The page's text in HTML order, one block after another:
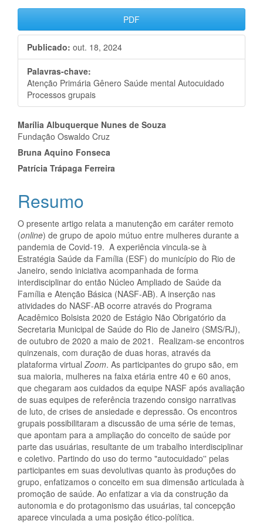
PDF
Publicado: out. 18, 2024
Palavras-chave:
Atenção Primária Gênero Saúde mental Autocuidado
Processos grupais
Conteúdo
do
artigo
principal
Marília Albuquerque Nunes de Souza
Fundação Oswaldo Cruz
Bruna Aquino Fonseca
Patrícia Trápaga Ferreira
Resumo
O presente artigo relata a manutenção em caráter remoto
(online) de grupo de apoio mútuo entre mulheres durante a
pandemia de Covid-19. A experiência vincula-se à
Estratégia Saúde da Família (ESF) do município do Rio de
Janeiro, sendo iniciativa acompanhada de forma
interdisciplinar do então Núcleo Ampliado de Saúde da
Família e Atenção Básica (NASF-AB). A inserção nas
atividades do NASF-AB ocorre através do Programa
Acadêmico Bolsista 2020 de Estágio Não Obrigatório da
Secretaria Municipal de Saúde do Rio de Janeiro (SMS/RJ),
de outubro de 2020 a maio de 2021. Realizam-se encontros
quinzenais, com duração de duas horas, através da
plataforma virtualZoom. As participantes do grupo são, em
sua maioria, mulheres na faixa etária entre 40 e 60 anos,
que chegaram aos cuidados da equipe NASF após avaliação
de suas equipes de referência trazendo consigo narrativas
de luto, de crises de ansiedade e depressão. Os encontros
grupais possibilitaram a discussão de uma série de temas,
que apontam para a ampliação do conceito de saúde por
parte das usuárias, resultante de um trabalho interdisciplinar
e coletivo. Partindo do uso do termo "autocuidado'' pelas
participantes em suas devolutivas quanto às produções do
grupo, enfatizamos o conceito em sua dimensão articulada à
promoção de saúde. Ao enfatizar a via da construção da
autonomia e do protagonismo das usuárias, tal concepção
aparece vinculada a uma posição ético-política.